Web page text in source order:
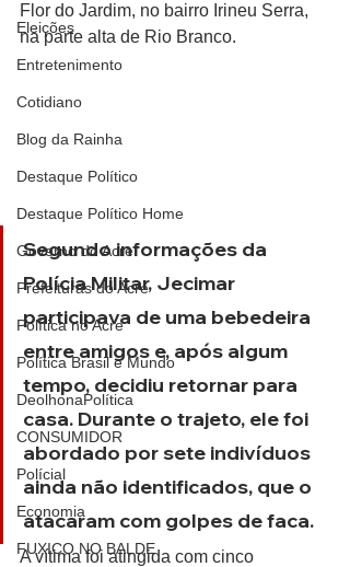
Eleições
Entretenimento
Cotidiano
Blog da Rainha
Destaque Político
Destaque Político Home
Governo do Acre
Prefeituras do Acre
Política no Acre
Política Brasil e Mundo
DeolhonaPolítica
CONSUMIDOR
Polícial
Economia
FUXICO NO BALDE
Flor do Jardim, no bairro Irineu Serra,
na parte alta de Rio Branco.
Segundo informações da
Polícia Militar, Jecimar
participava de uma bebedeira
entre amigos e, após algum
tempo, decidiu retornar para
casa. Durante o trajeto, ele foi
abordado por sete indivíduos
ainda não identificados, que o
atacaram com golpes de faca.
A vítima foi atingida com cinco